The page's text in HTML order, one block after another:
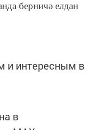
берничә елдан
и интересным в
в